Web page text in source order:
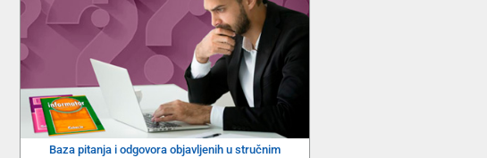
Baza pitanja i odgovora objavljenih u stručnim